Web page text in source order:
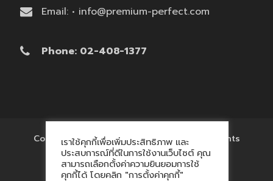
Email: • info@premium-perfect.com
Phone: 02-408-1377
Copyright © 2017 'โรงงานของพรีเมี่ยม' All Rights
Reserved.
เราใช้คุกกี้เพื่อเพิ่มประสิทธิภาพ และ
ประสบการณ์ที่ดีในการใช้งานเว็บไซต์ คุณ
สามารถเลือกตั้งค่าความยินยอมการใช้
คุกกี้ได้ โดยคลิก "การตั้งค่าคุกกี้"